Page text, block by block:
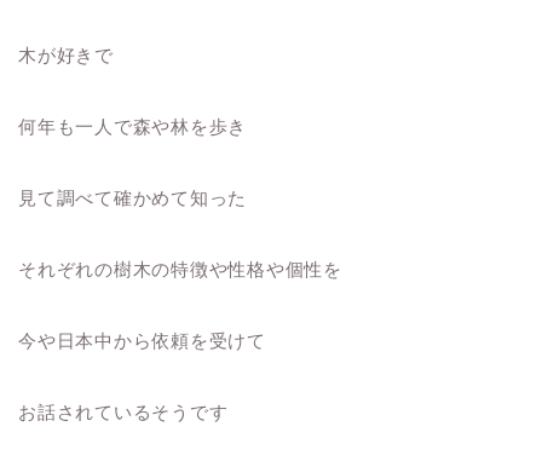
木が好きで
何年も一人で森や林を歩き
見て調べて確かめて知った
それぞれの樹木の特徴や性格や個性を
今や日本中から依頼を受けて
お話されているそうです